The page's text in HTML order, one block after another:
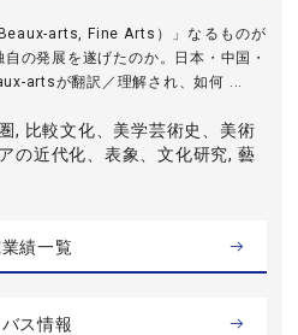
arts, Fine Arts）」なるものが
の発展を遂げたのか。日本・中国・
artsが翻訳／理解され、如何 ...
, 比較文化、美学芸術史、美術
の近代化、表象、文化研究, 藝
績一覧
ス情報